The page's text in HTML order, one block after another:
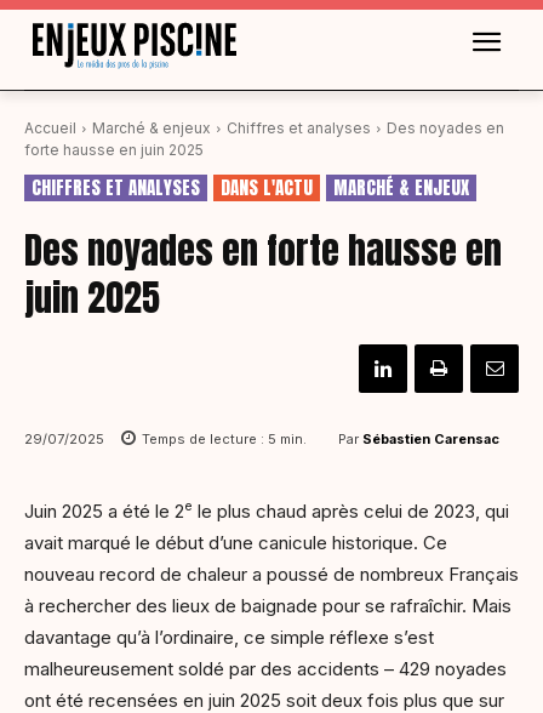
Accueil Marché & enjeux Chiffres et analyses
Des noyades en
forte hausse en juin 2025
CHIFFRES ET ANALYSES DANS L'ACTU MARCHÉ & ENJEUX
Des noyades en forte hausse en
juin 2025
29/07/2025 Temps de lecture : 5 min. Par Sébastien Carensac
Juin 2025 a été le 2e le plus chaud après celui de 2023, qui
avait marqué le début d’une canicule historique. Ce
nouveau record de chaleur a poussé de nombreux Français
à rechercher des lieux de baignade pour se rafraîchir. Mais
davantage qu’à l’ordinaire, ce simple réflexe s’est
malheureusement soldé par des accidents – 429 noyades
ont été recensées en juin 2025 soit deux fois plus que sur